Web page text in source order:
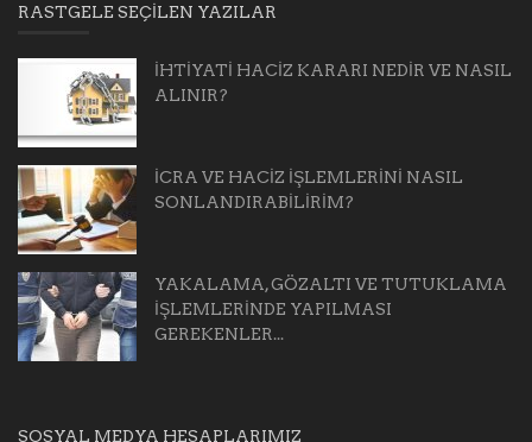
RASTGELE SEÇILEN YAZILAR
İHTİYATİ HACİZ KARARI NEDİR VE NASIL
ALINIR?
İCRA VE HACİZ İŞLEMLERİNİ NASIL
SONLANDIRABİLİRİM?
YAKALAMA, GÖZALTI VE TUTUKLAMA
İŞLEMLERİNDE YAPILMASI
GEREKENLER...
SOSYAL MEDYA HESAPLARIMIZ